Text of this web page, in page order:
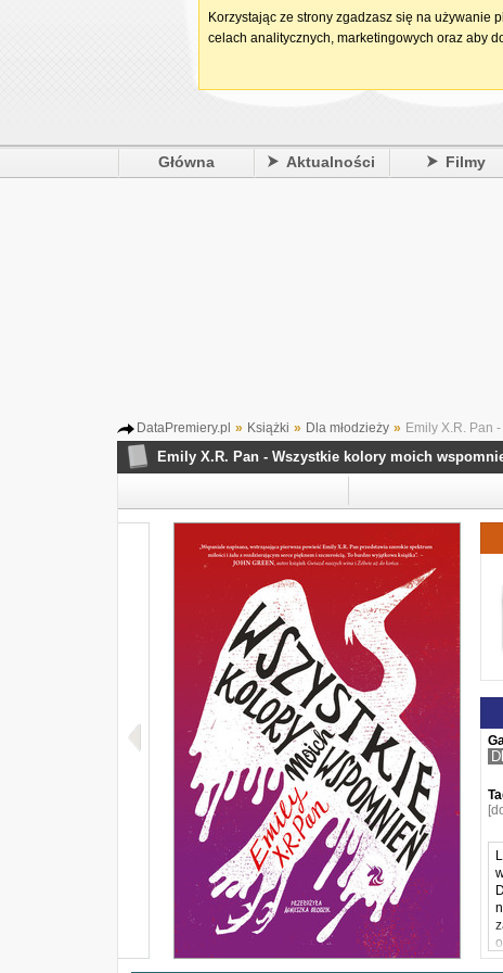
Główna Aktualności Filmy
DataPremiery.pl » Książki » Dla młodzieży » Emily X.R. Pan
Emily X.R. Pan - Wszystkie kolory moich
Korzystając ze strony zgadzasz się na używanie
celach analitycznych, marketingowych oraz aby